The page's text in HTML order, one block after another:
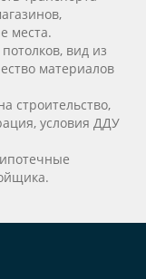
места.
вид из
материалов
строительство,
условия ДДУ